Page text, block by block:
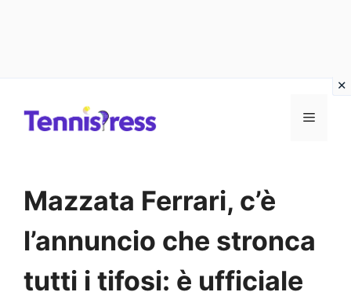
MENU
Mazzata Ferrari, c’è
l’annuncio che stronca
tutti i tifosi: è ufficiale